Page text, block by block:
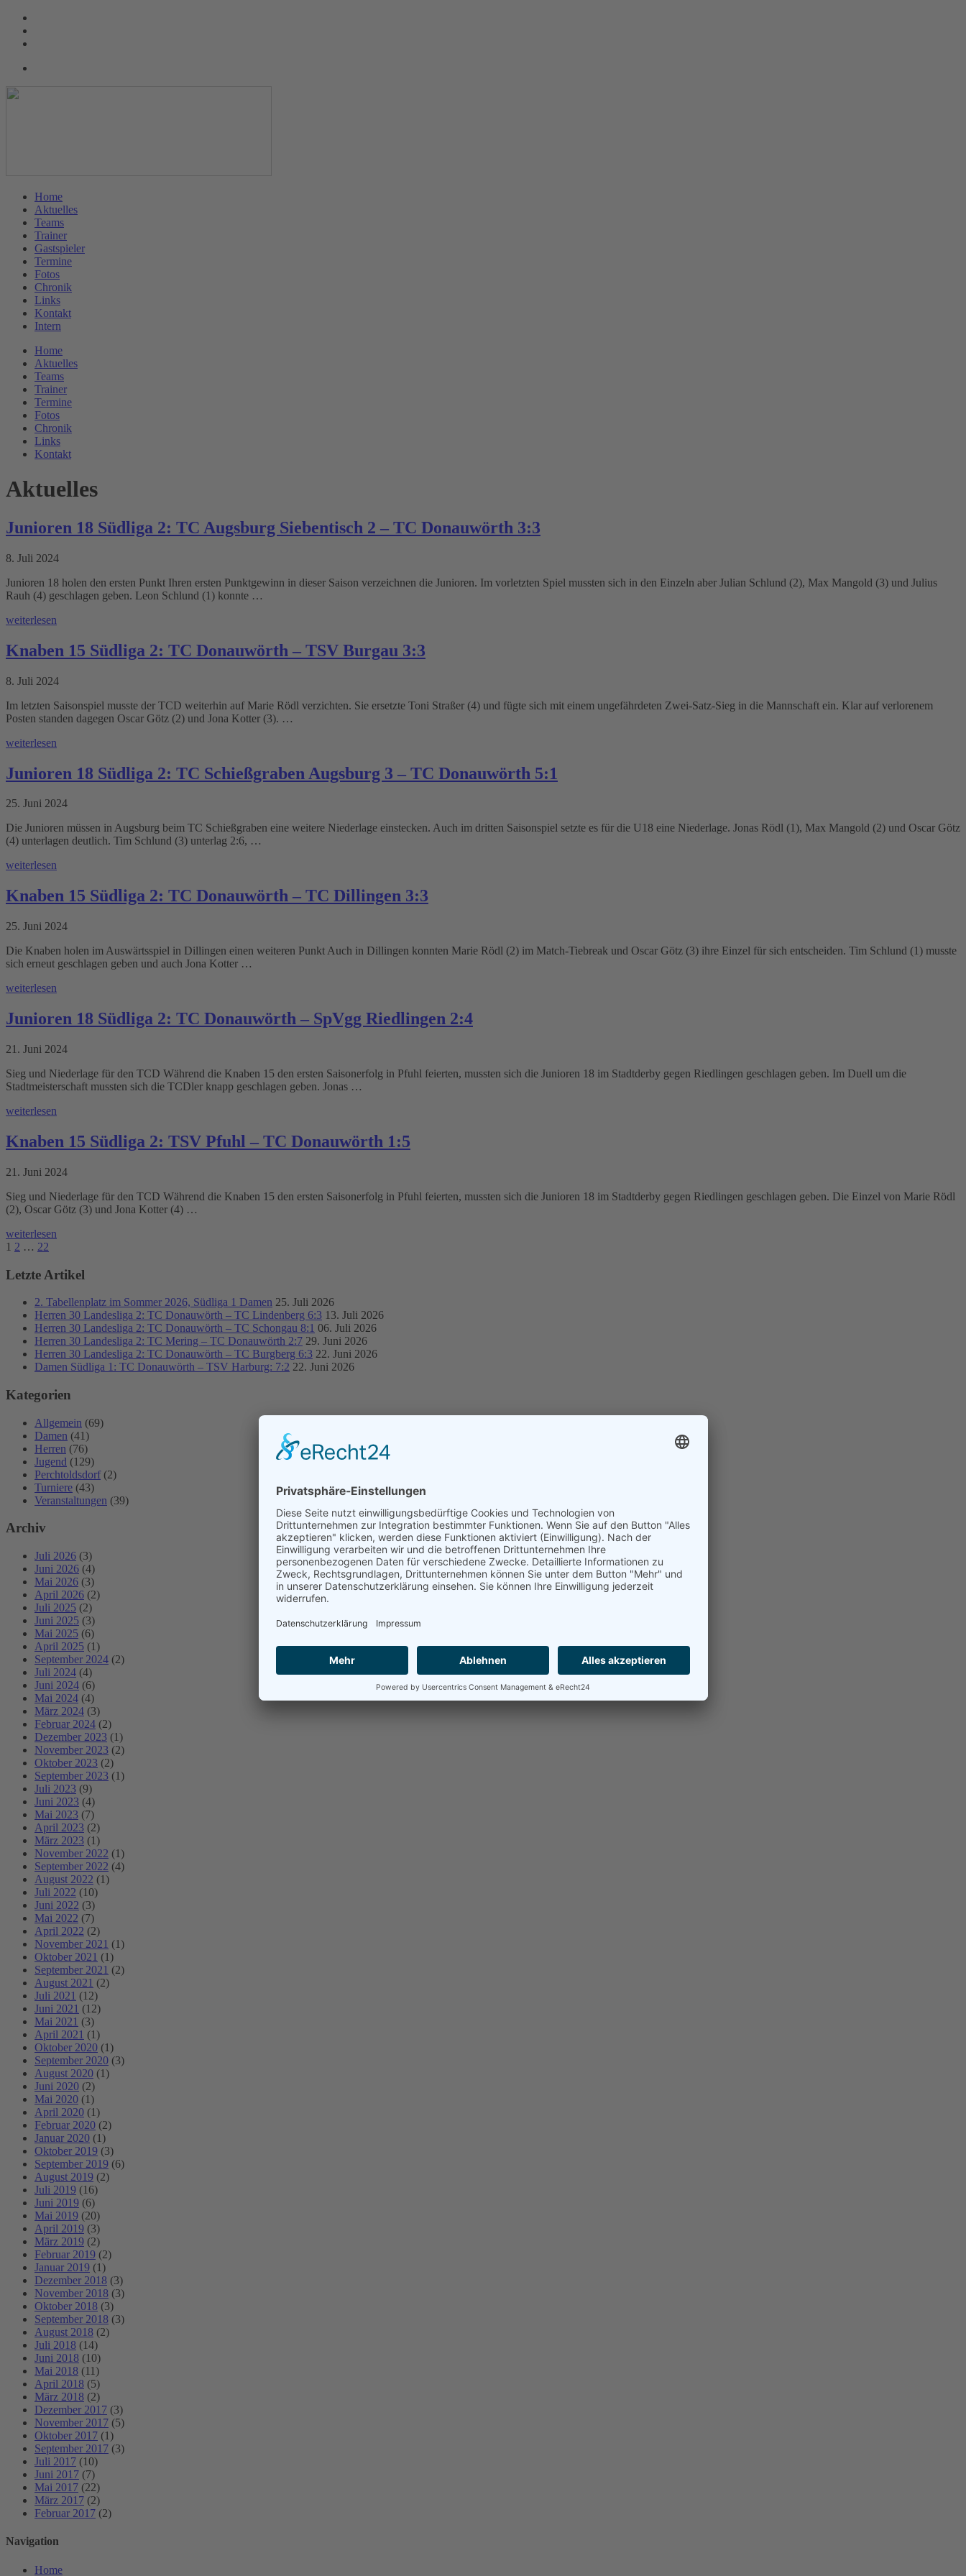
Home
Aktuelles
Teams
Trainer
Gastspieler
Termine
Fotos
Chronik
Links
Kontakt
Intern
Home
Aktuelles
Teams
Trainer
Termine
Fotos
Chronik
Links
Kontakt
Aktuelles
Junioren 18 Südliga 2: TC Augsburg Siebentisch 2 – TC Donauwörth 3:3
8. Juli 2024
Junioren 18 holen den ersten Punkt Ihren ersten Punktgewinn in dieser Saison verzeichnen die Junioren. Im vorletzten Spiel mussten sich in den Einzeln aber Julian Schlund (2), Max Mangold (3) und Julius
Rauh (4) geschlagen geben. Leon Schlund (1) konnte …
weiterlesen
Knaben 15 Südliga 2: TC Donauwörth – TSV Burgau 3:3
8. Juli 2024
Im letzten Saisonspiel musste der TCD weiterhin auf Marie Rödl verzichten. Sie ersetzte Toni Straßer (4) und fügte sich mit einem ungefährdeten Zwei-Satz-Sieg in die Mannschaft ein. Klar auf verlorenem
Posten standen dagegen Oscar Götz (2) und Jona Kotter (3). …
weiterlesen
Junioren 18 Südliga 2: TC Schießgraben Augsburg 3 – TC Donauwörth 5:1
25. Juni 2024
Die Junioren müssen in Augsburg beim TC Schießgraben eine weitere Niederlage einstecken. Auch im dritten Saisonspiel setzte es für die U18 eine Niederlage. Jonas Rödl (1), Max Mangold (2) und Oscar Götz
(4) unterlagen deutlich. Tim Schlund (3) unterlag 2:6, …
weiterlesen
Knaben 15 Südliga 2: TC Donauwörth – TC Dillingen 3:3
25. Juni 2024
Die Knaben holen im Auswärtsspiel in Dillingen einen weiteren Punkt Auch in Dillingen konnten Marie Rödl (2) im Match-Tiebreak und Oscar Götz (3) ihre Einzel für sich entscheiden. Tim Schlund (1) musste
sich erneut geschlagen geben und auch Jona Kotter …
weiterlesen
Junioren 18 Südliga 2: TC Donauwörth – SpVgg Riedlingen 2:4
21. Juni 2024
Sieg und Niederlage für den TCD Während die Knaben 15 den ersten Saisonerfolg in Pfuhl feierten, mussten sich die Junioren 18 im Stadtderby gegen Riedlingen geschlagen geben. Im Duell um die
Stadtmeisterschaft mussten sich die TCDler knapp geschlagen geben. Jonas …
weiterlesen
Knaben 15 Südliga 2: TSV Pfuhl – TC Donauwörth 1:5
21. Juni 2024
Sieg und Niederlage für den TCD Während die Knaben 15 den ersten Saisonerfolg in Pfuhl feierten, mussten sich die Junioren 18 im Stadtderby gegen Riedlingen geschlagen geben. Die Einzel von Marie Rödl
(2), Oscar Götz (3) und Jona Kotter (4) …
weiterlesen
1 2 … 22
Letzte Artikel
2. Tabellenplatz im Sommer 2026, Südliga 1 Damen 25. Juli 2026
Herren 30 Landesliga 2: TC Donauwörth – TC Lindenberg 6:3 13. Juli 2026
Herren 30 Landesliga 2: TC Donauwörth – TC Schongau 8:1 06. Juli 2026
Herren 30 Landesliga 2: TC Mering – TC Donauwörth 2:7 29. Juni 2026
Herren 30 Landesliga 2: TC Donauwörth – TC Burgberg 6:3 22. Juni 2026
Damen Südliga 1: TC Donauwörth – TSV Harburg: 7:2 22. Juni 2026
Kategorien
Allgemein (69)
Damen (41)
Herren (76)
Jugend (129)
Perchtoldsdorf (2)
Turniere (43)
Veranstaltungen (39)
Archiv
Juli 2026 (3)
Juni 2026 (4)
Mai 2026 (3)
April 2026 (2)
Juli 2025 (2)
Juni 2025 (3)
Mai 2025 (6)
April 2025 (1)
September 2024 (2)
Juli 2024 (4)
Juni 2024 (6)
Mai 2024 (4)
März 2024 (3)
Februar 2024 (2)
Dezember 2023 (1)
November 2023 (2)
Oktober 2023 (2)
September 2023 (1)
Juli 2023 (9)
Juni 2023 (4)
Mai 2023 (7)
April 2023 (2)
März 2023 (1)
November 2022 (1)
September 2022 (4)
August 2022 (1)
Juli 2022 (10)
Juni 2022 (3)
Mai 2022 (7)
April 2022 (2)
November 2021 (1)
Oktober 2021 (1)
September 2021 (2)
August 2021 (2)
Juli 2021 (12)
Juni 2021 (12)
Mai 2021 (3)
April 2021 (1)
Oktober 2020 (1)
September 2020 (3)
August 2020 (1)
Juni 2020 (2)
Mai 2020 (1)
April 2020 (1)
Februar 2020 (2)
Januar 2020 (1)
Oktober 2019 (3)
September 2019 (6)
August 2019 (2)
Juli 2019 (16)
Juni 2019 (6)
Mai 2019 (20)
April 2019 (3)
März 2019 (2)
Februar 2019 (2)
Januar 2019 (1)
Dezember 2018 (3)
November 2018 (3)
Oktober 2018 (3)
September 2018 (3)
August 2018 (2)
Juli 2018 (14)
Juni 2018 (10)
Mai 2018 (11)
April 2018 (5)
März 2018 (2)
Dezember 2017 (3)
November 2017 (5)
Oktober 2017 (1)
September 2017 (3)
Juli 2017 (10)
Juni 2017 (7)
Mai 2017 (22)
März 2017 (2)
Februar 2017 (2)
Navigation
Home